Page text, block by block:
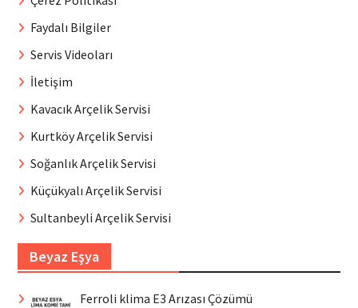
Faydalı Bilgiler
Servis Videoları
İletişim
Kavacık Arçelik Servisi
Kurtköy Arçelik Servisi
Soğanlık Arçelik Servisi
Küçükyalı Arçelik Servisi
Sultanbeyli Arçelik Servisi
Beyaz Eşya
Ferroli klima E3 Arızası Çözümü